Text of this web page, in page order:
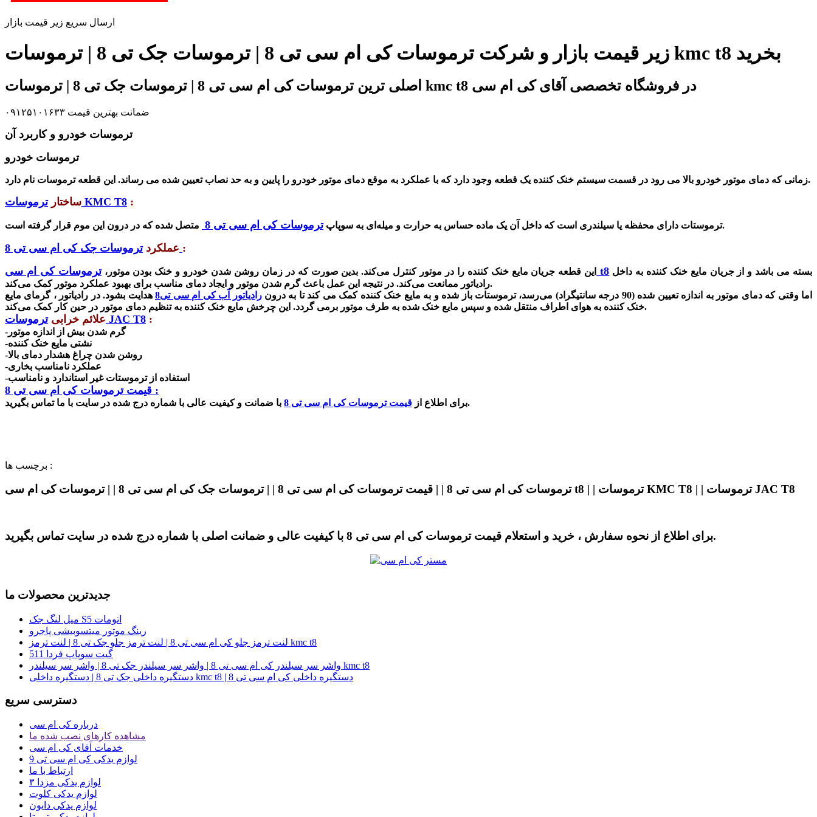
ارسال سریع زیر قیمت بازار
زیر قیمت بازار و شرکت ترموسات کی ام سی تی 8 | ترموسات جک تی 8 | ترموسات kmc t8 بخرید
اصلی ترین ترموسات کی ام سی تی 8 | ترموسات جک تی 8 | ترموسات kmc t8 در فروشگاه تخصصی آقای کی ام سی
ضمانت بهترین قیمت ۰۹۱۲۵۱۰۱۶۳۳
ترموسات خودرو و کاربرد آن
ترموسات خودرو
زمانی که دمای موتور خودرو بالا می رود در قسمت سیستم خنک کننده یک قطعه وجود دارد که با عملکرد به موقع دمای موتور خودرو را پایین و به حد نصاب تعیین شده می رساند. این قطعه ترموسات نام دارد.
ساختار ترموسات KMC T8 :
ترموستات دارای محفظه یا سیلندری است که داخل آن یک ماده حساس به حرارت و میله‌ای به سوپاپترموسات کی ام سی تی 8 متصل شده که در درون این موم قرار گرفته است.
عملکرد :
این قطعه جریان مایع خنک کننده را در موتور کنترل می‌کند. بدین صورت که در زمان روشن شدن خودرو و خنک بودن موتور، ترموسات کی ام سی t8
رادیاتور ممانعت می‌کند. در نتیجه این عمل باعث گرم شدن موتور و ایجاد دمای مناسب برای بهبود عملکرد موتور کمک می‌کند.
اما وقتی که دمای موتور به اندازه تعیین شده (90 درجه سانتیگراد) می‌رسد، ترموستات باز شده و به مایع خنک کننده کمک می کند تا به درون
رادیاتور آب کی ام سی تی8 هدایت بشود. در رادیاتور ، گرمای مایع
خنک کننده به هوای اطراف منتقل شده و سپس مایع خنک شده به طرف موتور برمی گردد. این چرخش مایع خنک کننده به تنظیم دمای موتور در حین کار کمک می‌کند.
علائم خرابی ترموسات JAC T8 :
-گرم شدن بیش از اندازه موتور
-نشتی مایع خنک کننده
-روشن شدن چراغ هشدار دمای بالا
-عملکرد نامناسب بخاری
-استفاده از ترموستات غیر استاندارد و نامناسب
قیمت ترموسات کی ام سی تی 8 :
برای اطلاع از قیمت ترموسات کی ام سی تی 8 با ضمانت و کیفیت عالی با شماره درج شده در سایت با ما تماس بگیرید.
برچسب ها :
ترموسات کی ام سی تی 8 | | قیمت ترموسات کی ام سی تی 8 | | ترموسات جک کی ام سی تی 8 | | ترموسات کی ام سی t8 | | ترموسات KMC T8 | | ترموسات JAC T8
برای اطلاع از نحوه سفارش ، خرید و استعلام قیمت ترموسات کی ام سی تی 8 با کیفیت عالی و ضمانت اصلی با شماره درج شده در سایت تماس بگیرید.
جدیدترین محصولات ما
میل لنگ جک S5 اتومات
رینگ موتور میتسوبیشی پاجرو
لنت ترمز جلو کی ام سی تی 8 | لنت ترمز جلو جک تی 8 | لنت ترمز kmc t8
گیت سوپاپ فردا 511
واشر سر سیلندر کی ام سی تی 8 | واشر سر سیلندر جک تی 8 | واشر سر سیلندر kmc t8
دستگیره داخلی جک تی 8 | دستگیره داخلی kmc t8 | دستگیره داخلی کی ام سی تی 8
دسترسی سریع
درباره کی ام سی
مشاهده کارهای نصب شده ما
خدمات آقای کی ام سی
لوازم یدکی کی ام سی تی 9
ارتباط با ما
لوازم یدکی مزدا ۳
لوازم یدکی کلوت
لوازم یدکی دایون